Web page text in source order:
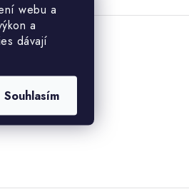
webu a
a
dávají
Souhlasím